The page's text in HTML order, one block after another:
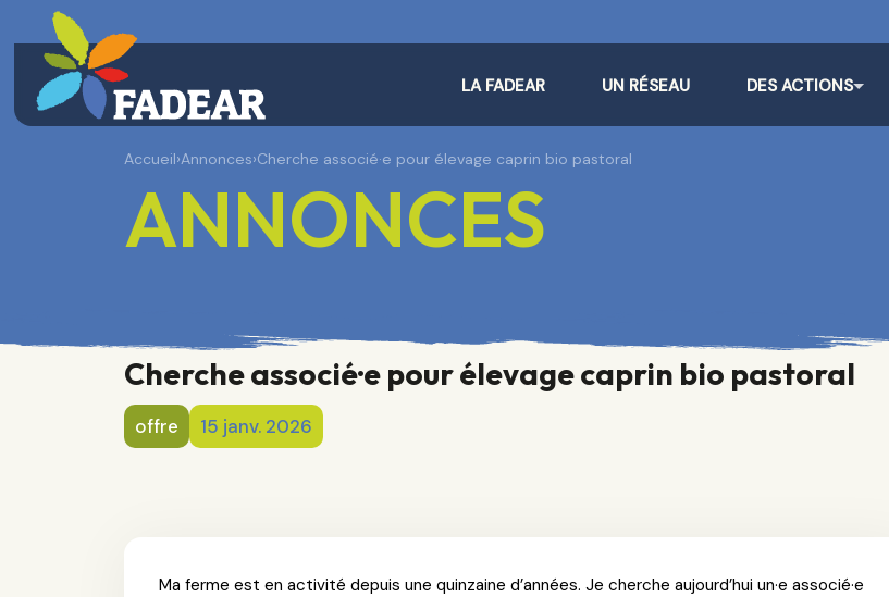
LA FADEAR UN RÉSEAU DES ACTIONS
Accueil›Annonces›Cherche associé·e pour élevage caprin bio pastoral
ANNONCES
Cherche associé·e pour élevage caprin bio pastoral
offre 15 janv. 2026
Ma ferme est en activité depuis une quinzaine d’années. Je cherche aujourd’hui un·e associé·e